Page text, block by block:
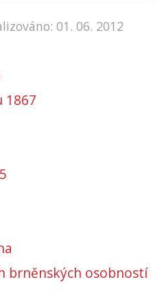
01. 06. 2012
1867
brněnských osobností